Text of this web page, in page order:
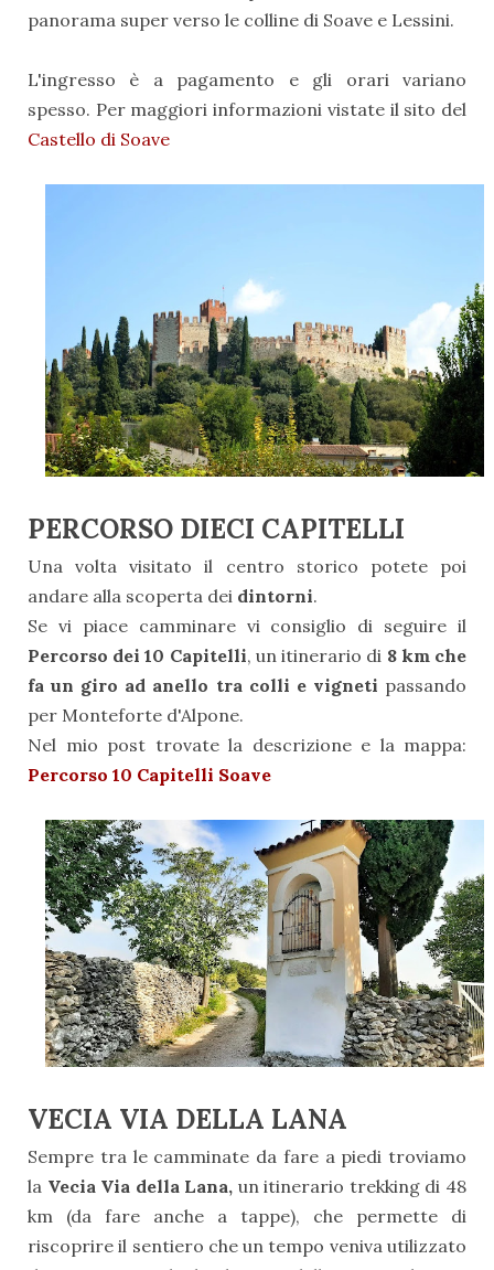
panorama super verso le colline di Soave e Lessini.
L'ingresso è a pagamento e gli orari variano
spesso. Per maggiori informazioni vistate il sito del
Castello di Soave
PERCORSO DIECI CAPITELLI
Una volta visitato il centro storico potete poi
andare alla scoperta dei dintorni.
Se vi piace camminare vi consiglio di seguire il
Percorso dei 10 Capitelli, un itinerario di 8 km che
fa un giro ad anello tra colli e vigneti passando
per Monteforte d'Alpone.
Nel mio post trovate la descrizione e la mappa:
Percorso 10 Capitelli Soave
VECIA VIA DELLA LANA
Sempre tra le camminate da fare a piedi troviamo
la Vecia Via della Lana, un itinerario trekking di 48
km (da fare anche a tappe), che permette di
riscoprire il sentiero che un tempo veniva utilizzato